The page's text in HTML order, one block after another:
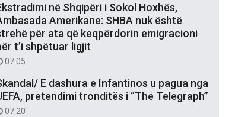
në Shqipëri i Sokol Hoxhës,
Amerikane: SHBA nuk është
për ata që keqpërdorin emigracioni
t’i shpëtuar ligjit
07:05
E dashura e Infantinos u pagua nga
pretendimi tronditës i “The Telegraph”
07:20